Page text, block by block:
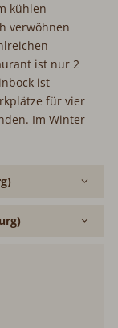
kühlen
verwöhnen
ist nur 2
ist
für vier
Im Winter